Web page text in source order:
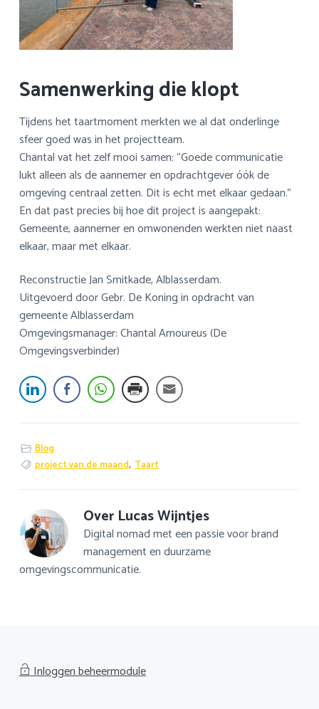
Samenwerking die klopt
Tijdens het taartmoment merkten we al dat onderlinge
sfeer goed was in het projectteam.
Chantal vat het zelf mooi samen: “Goede communicatie
lukt alleen als de aannemer en opdrachtgever óók de
omgeving centraal zetten. Dit is echt met elkaar gedaan.”
En dat past precies bij hoe dit project is aangepakt:
Gemeente, aannemer en omwonenden werkten niet naast
elkaar, maar met elkaar.
Reconstructie Jan Smitkade, Alblasserdam.
Uitgevoerd door Gebr. De Koning in opdracht van
gemeente Alblasserdam
Omgevingsmanager: Chantal Amoureus (De
Omgevingsverbinder)
Blog
project van de maand, Taart
Over Lucas Wijntjes
Digital nomad met een passie voor brand
management en duurzame
omgevingscommunicatie.
Inloggen beheermodule